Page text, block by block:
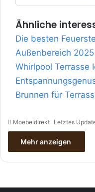
Ähnliche
Die besten
Außenbereich 2025
Whirlpool Terrasse
Brunnen für
Moebeldirekt Letztes
Mehr anzeigen